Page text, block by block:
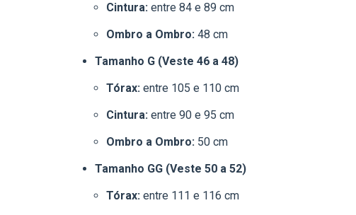
Cintura: entre 84 e 89 cm
Ombro a Ombro: 48 cm
Tamanho G (Veste 46 a 48)
Tórax: entre 105 e 110 cm
Cintura: entre 90 e 95 cm
Ombro a Ombro: 50 cm
Tamanho GG (Veste 50 a 52)
Tórax: entre 111 e 116 cm